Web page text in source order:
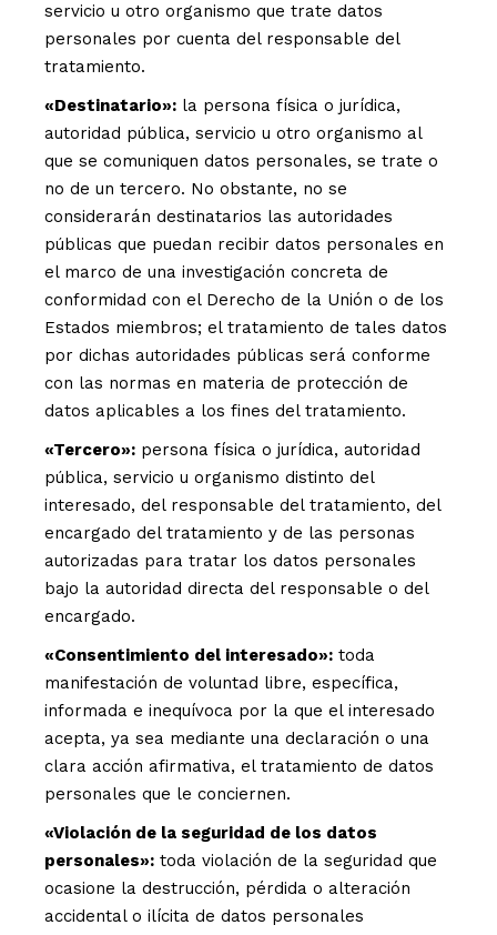
servicio u otro organismo que trate datos
personales por cuenta del responsable del
tratamiento.
«Destinatario»: la persona física o jurídica,
autoridad pública, servicio u otro organismo al
que se comuniquen datos personales, se trate o
no de un tercero. No obstante, no se
considerarán destinatarios las autoridades
públicas que puedan recibir datos personales en
el marco de una investigación concreta de
conformidad con el Derecho de la Unión o de los
Estados miembros; el tratamiento de tales datos
por dichas autoridades públicas será conforme
con las normas en materia de protección de
datos aplicables a los fines del tratamiento.
«Tercero»: persona física o jurídica, autoridad
pública, servicio u organismo distinto del
interesado, del responsable del tratamiento, del
encargado del tratamiento y de las personas
autorizadas para tratar los datos personales
bajo la autoridad directa del responsable o del
encargado.
«Consentimiento del interesado»: toda
manifestación de voluntad libre, específica,
informada e inequívoca por la que el interesado
acepta, ya sea mediante una declaración o una
clara acción afirmativa, el tratamiento de datos
personales que le conciernen.
«Violación de la seguridad de los datos
personales»: toda violación de la seguridad que
ocasione la destrucción, pérdida o alteración
accidental o ilícita de datos personales